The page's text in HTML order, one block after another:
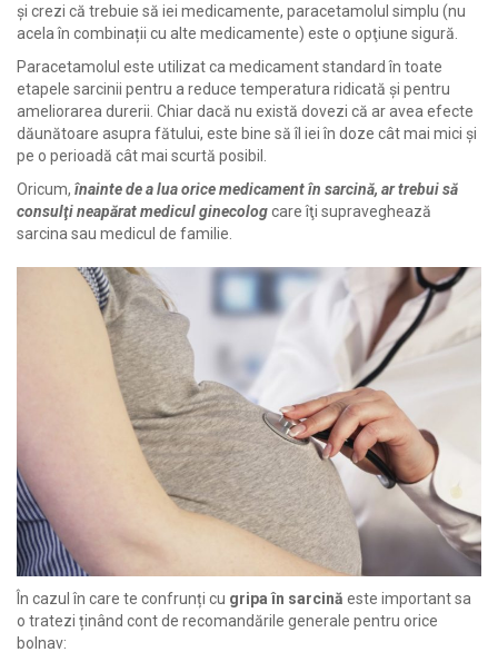
şi crezi că trebuie să iei medicamente, paracetamolul simplu (nu
acela în combinații cu alte medicamente) este o opţiune sigură.
Paracetamolul este utilizat ca medicament standard în toate
etapele sarcinii pentru a reduce temperatura ridicată şi pentru
ameliorarea durerii. Chiar dacă nu există dovezi că ar avea efecte
dăunătoare asupra fătului, este bine să îl iei în doze cât mai mici și
pe o perioadă cât mai scurtă posibil.
Oricum, înainte de a lua orice medicament în sarcină, ar trebui să
consulţi neapărat medicul ginecologcare îţi supraveghează
sarcina sau medicul de familie.
În cazul în care te confrunți cu gripa în sarcină este important sa
o tratezi ținând cont de recomandările generale pentru orice
bolnav: